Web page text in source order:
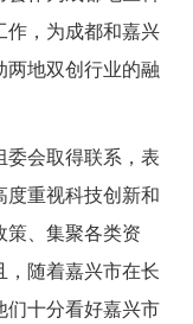
作，为成都和嘉兴
地双创行业的融
会取得联系，表
重视科技创新和
策、集聚各类资
随着嘉兴市在长
们十分看好嘉兴市